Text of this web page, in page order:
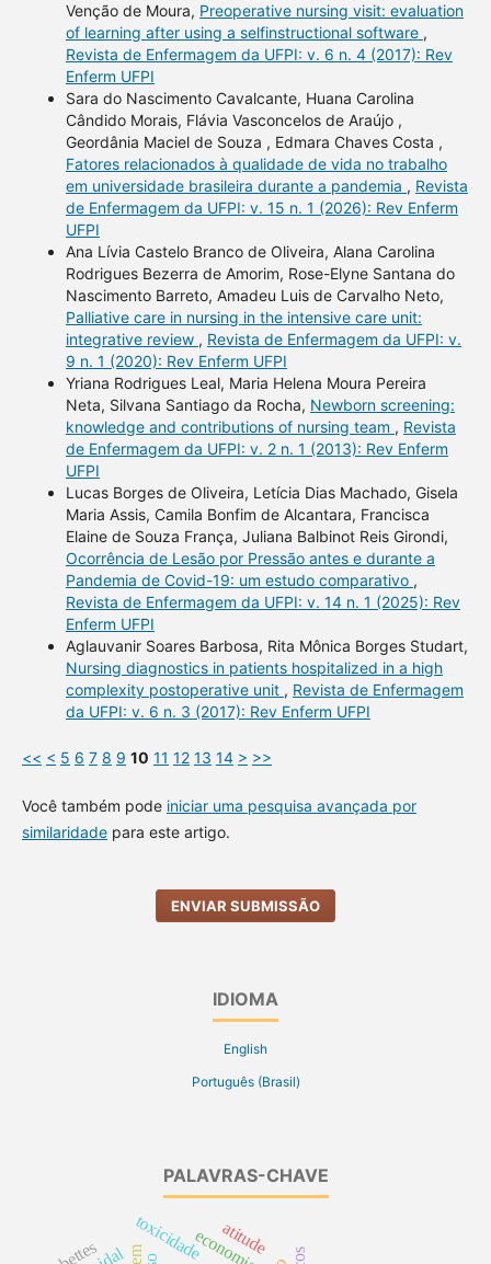
Venção de Moura, Preoperative nursing visit: evaluation
of learning after using a selfinstructional software ,
Revista de Enfermagem da UFPI: v. 6 n. 4 (2017): Rev
Enferm UFPI
Sara do Nascimento Cavalcante, Huana Carolina
Cândido Morais, Flávia Vasconcelos de Araújo ,
Geordânia Maciel de Souza , Edmara Chaves Costa ,
Fatores relacionados à qualidade de vida no trabalho
em universidade brasileira durante a pandemia , Revista
de Enfermagem da UFPI: v. 15 n. 1 (2026): Rev Enferm
UFPI
Ana Lívia Castelo Branco de Oliveira, Alana Carolina
Rodrigues Bezerra de Amorim, Rose-Elyne Santana do
Nascimento Barreto, Amadeu Luis de Carvalho Neto,
Palliative care in nursing in the intensive care unit:
integrative review , Revista de Enfermagem da UFPI: v.
9 n. 1 (2020): Rev Enferm UFPI
Yriana Rodrigues Leal, Maria Helena Moura Pereira
Neta, Silvana Santiago da Rocha, Newborn screening:
knowledge and contributions of nursing team , Revista
de Enfermagem da UFPI: v. 2 n. 1 (2013): Rev Enferm
UFPI
Lucas Borges de Oliveira, Letícia Dias Machado, Gisela
Maria Assis, Camila Bonfim de Alcantara, Francisca
Elaine de Souza França, Juliana Balbinot Reis Girondi,
Ocorrência de Lesão por Pressão antes e durante a
Pandemia de Covid-19: um estudo comparativo ,
Revista de Enfermagem da UFPI: v. 14 n. 1 (2025): Rev
Enferm UFPI
Aglauvanir Soares Barbosa, Rita Mônica Borges Studart,
Nursing diagnostics in patients hospitalized in a high
complexity postoperative unit , Revista de Enfermagem
da UFPI: v. 6 n. 3 (2017): Rev Enferm UFPI
<< < 5 6 7 8 9 10 11 12 13 14 > >>
Você também pode iniciar uma pesquisa avançada por
similaridadepara este artigo.
ENVIAR SUBMISSÃO
IDIOMA
English
Português (Brasil)
PALAVRAS-CHAVE
economia
toxicidade atitude